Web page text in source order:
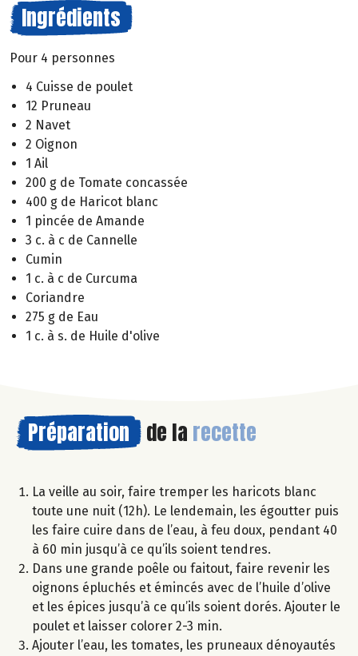
Ingrédients
Pour 4 personnes
4 Cuisse de poulet
12 Pruneau
2 Navet
2 Oignon
1 Ail
200 g de Tomate concassée
400 g de Haricot blanc
1 pincée de Amande
3 c. à c de Cannelle
Cumin
1 c. à c de Curcuma
Coriandre
275 g de Eau
1 c. à s. de Huile d'olive
Préparation de la recette
La veille au soir, faire tremper les haricots blanc
toute une nuit (12h). Le lendemain, les égoutter puis
les faire cuire dans de l’eau, à feu doux, pendant 40
à 60 min jusqu’à ce qu’ils soient tendres.
Dans une grande poêle ou faitout, faire revenir les
oignons épluchés et émincés avec de l’huile d’olive
et les épices jusqu’à ce qu’ils soient dorés. Ajouter le
poulet et laisser colorer 2-3 min.
Ajouter l’eau, les tomates, les pruneaux dénoyautés